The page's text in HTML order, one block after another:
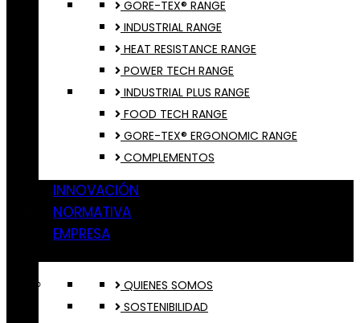
GORE-TEX® RANGE
INDUSTRIAL RANGE
HEAT RESISTANCE RANGE
POWER TECH RANGE
INDUSTRIAL PLUS RANGE
FOOD TECH RANGE
GORE-TEX® ERGONOMIC RANGE
COMPLEMENTOS
INNOVACIÓN
NORMATIVA
EMPRESA
QUIENES SOMOS
SOSTENIBILIDAD